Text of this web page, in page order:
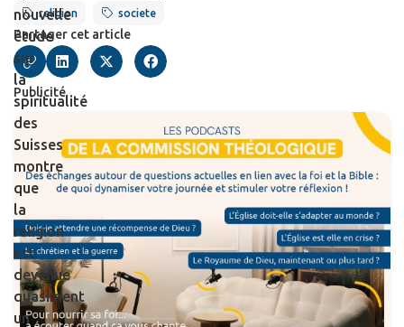
religion societe
Partager cet article
Publicité
nouvelle
étude
sur
la
spiritualité
des
Suisses
montre
que
la
religion
est
devenue
quasiment
un